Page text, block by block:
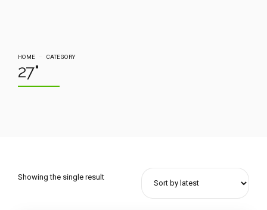
HOME CATEGORY
27"
Showing the single result